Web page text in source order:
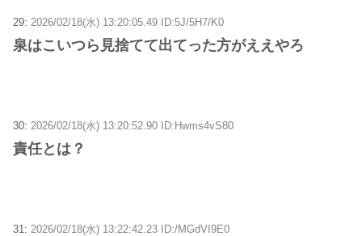
29: 2026/02/18(水) 13:20:05.49 ID:5J/5H7/K0
泉はこいつら見捨てて出てった方がええやろ
30: 2026/02/18(水) 13:20:52.90 ID:Hwms4vS80
責任とは？
31: 2026/02/18(水) 13:22:42.23 ID:/MGdVI9E0